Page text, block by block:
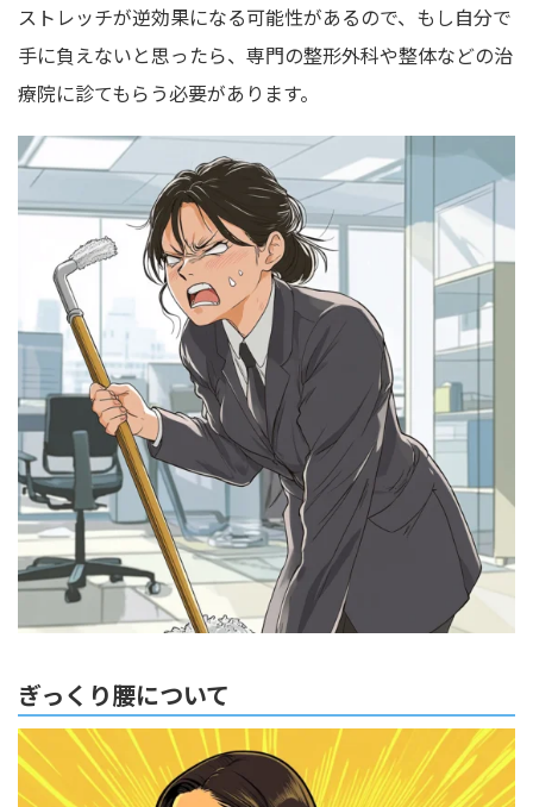
ストレッチが逆効果になる可能性があるので、もし自分で
手に負えないと思ったら、専門の整形外科や整体などの治
療院に診てもらう必要があります。
ぎっくり腰について